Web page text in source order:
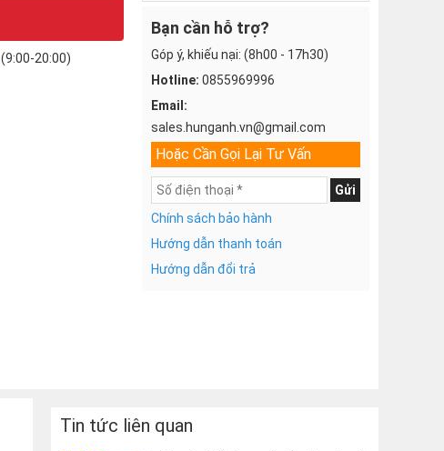
(9:00-20:00)
Bạn cần hỗ trợ?
Góp ý, khiếu nại: (8h00 - 17h30)
Hotline: 0855969996
Email:
sales.hunganh.vn@gmail.com
Hoặc Cần Gọi Lại Tư Vấn
Gửi
Chính sách bảo hành
Hướng dẫn thanh toán
Hướng dẫn đổi trả
Tin tức liên quan